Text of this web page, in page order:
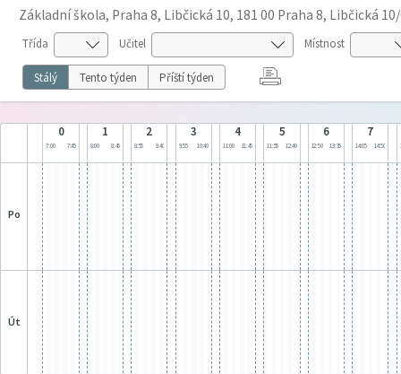
Základní škola, Praha 8, Libčická 10, 181 00 Praha 8, Libčická
Třída Učitel Místnost
Stálý Tento týden Příští týden
0
7:00 7:45
1
8:00 8:45
2
8:55 9:40
3
9:55 10:40
4
11:00 11:45
5
11:55 12:40
6
12:50 13:35
7
14:05 14:50
po
út